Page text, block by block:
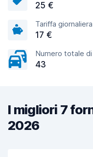
25 €
Tariffa
17 €
Numero totale
43
I migliori 7
2026